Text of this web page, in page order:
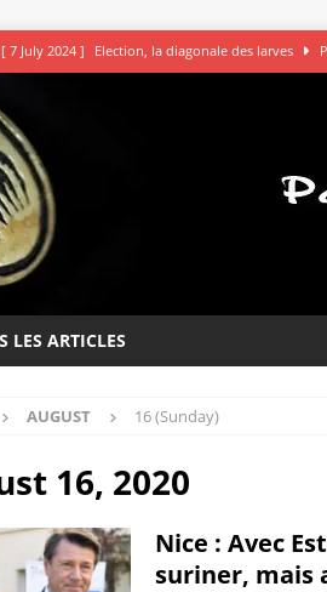
[ 7 July 2024 ] Election, la diagonale des larves
[ 5 July 2024 ]
[ 4 July 2024 ] DSK le sage indique le bon choix
[ 9 July 2024 ]
LES ARTICLES
AUGUST 16 (Sunday)
16, 2020
Nice : Avec
suriner, mais